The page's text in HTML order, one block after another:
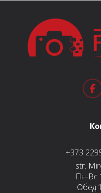
+373
str.
Пн-Вс
Обед